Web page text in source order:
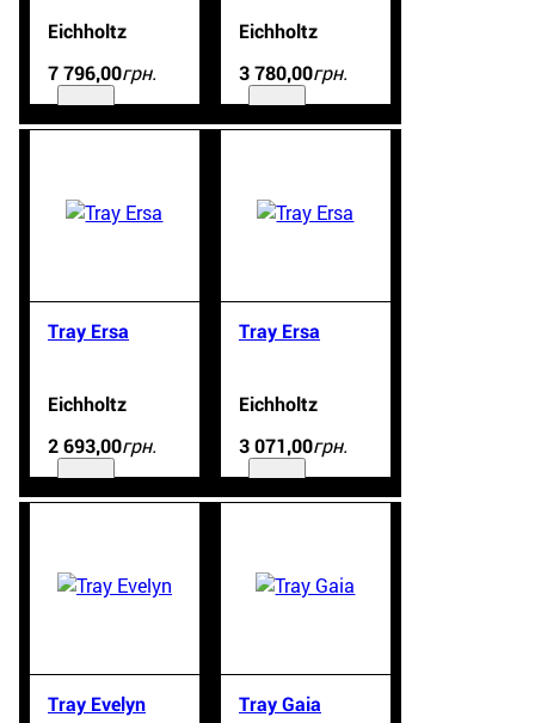
Eichholtz
7 796,00грн.
Eichholtz
3 780,00грн.
Tray Ersa
Eichholtz
2 693,00грн.
Tray Ersa
Eichholtz
3 071 ,00грн.
Tray Evelyn Tray Gaia